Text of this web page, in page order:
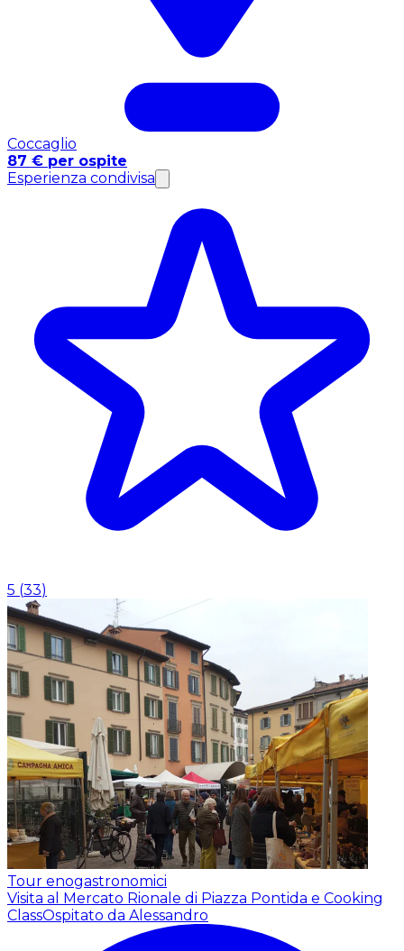
Coccaglio
87 € per ospite
Esperienza condivisa
5 (33)
Tour enogastronomici
Visita al Mercato Rionale di Piazza Pontida e Cooking
ClassOspitato da Alessandro